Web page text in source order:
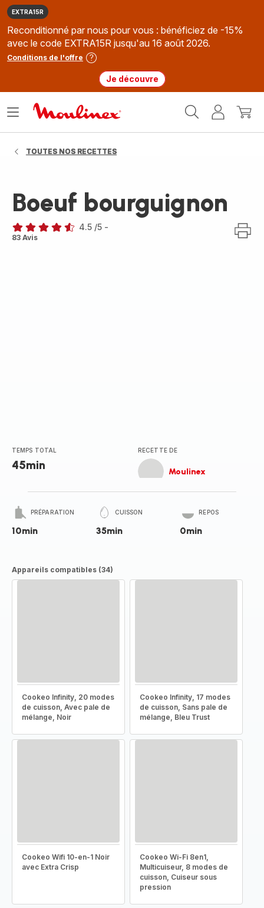
EXTRA15R
Reconditionné par nous pour vous : bénéficiez de -15%
avec le code EXTRA15R jusqu'au 16 août 2026.
Conditions de l'offre
Je découvre
MonMon
Ouvrir
TOUTES NOS RECETTES
Boeuf bourguignon
ratings.4.5
4.5 /5 -
83 Avis
TEMPS TOTAL
45min
RECETTE DE
Moulinex
PRÉPARATION
10min
CUISSON
35min
REPOS
0min
Appareils compatibles (34)
Cookeo Infinity, 20 modes
de cuisson, Avec pale de
mélange, Noir
Cookeo Infinity, 17 modes
de cuisson, Sans pale de
mélange, Bleu Trust
Cookeo Wifi 10-en-1 Noir
avec Extra Crisp
Cookeo Wi-Fi 8en1,
Multicuiseur, 8 modes de
cuisson, Cuiseur sous
pression